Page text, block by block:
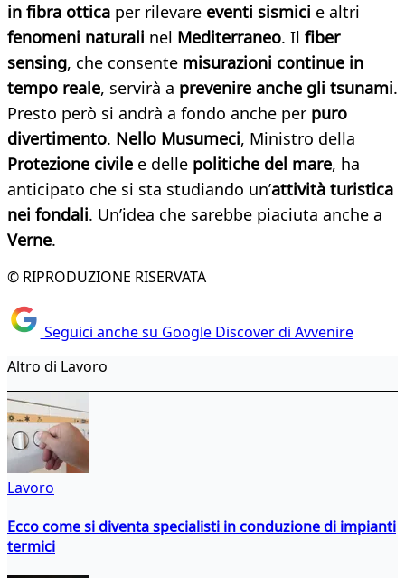
in fibra ottica per rilevare eventi sismici e altri
fenomeni naturali nel Mediterraneo. Il fiber
sensing, che consente misurazioni continue in
tempo reale, servirà a prevenire anche gli tsunami.
Presto però si andrà a fondo anche per puro
divertimento. Nello Musumeci, Ministro della
Protezione civile e delle politiche del mare, ha
anticipato che si sta studiando un’attività turistica
nei fondali. Un’idea che sarebbe piaciuta anche a
Verne.
© RIPRODUZIONE RISERVATA
Seguici anche su Google Discover di Avvenire
Altro di Lavoro
Lavoro
Ecco come si diventa specialisti in conduzione di impianti
termici